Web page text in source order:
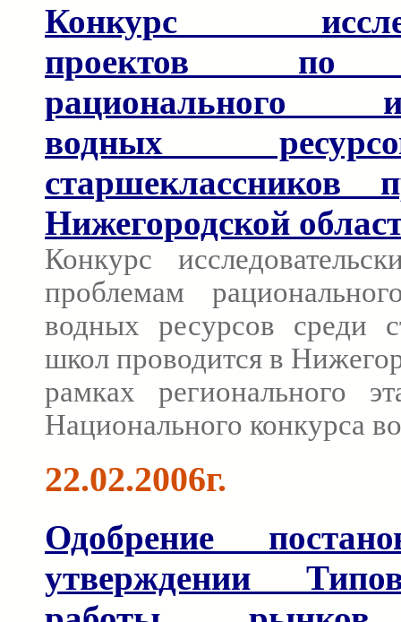
Конкурс
проектов по
рационального
водных
старшеклассников
Нижегородской
Конкурс
проблемам
водных ресурсов среди
школ проводится в
рамках регионального
Национального конкурса
22.02.2006г.
Одобрение
утверждении